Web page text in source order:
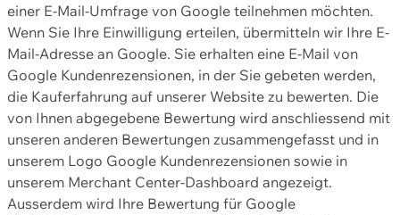
einer E-Mail-Umfrage von Google teilnehmen möchten.
Wenn Sie Ihre Einwilligung erteilen, übermitteln wir Ihre E-
Mail-Adresse an Google. Sie erhalten eine E-Mail von
Google Kundenrezensionen, in der Sie gebeten werden,
die Kauferfahrung auf unserer Website zu bewerten. Die
von Ihnen abgegebene Bewertung wird anschliessend mit
unseren anderen Bewertungen zusammengefasst und in
unserem Logo Google Kundenrezensionen sowie in
unserem Merchant Center-Dashboard angezeigt.
Ausserdem wird Ihre Bewertung für Google